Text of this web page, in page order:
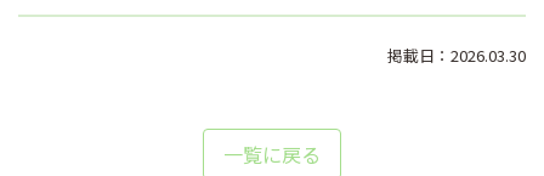
掲載日：2026.03.30
一覧に戻る